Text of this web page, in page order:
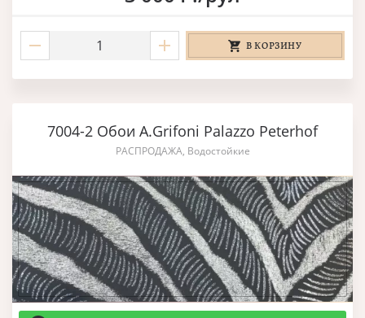
В КОРЗИНУ
7004-2 Обои A.Grifoni Palazzo Peterhof
РАСПРОДАЖА, Водостойкие